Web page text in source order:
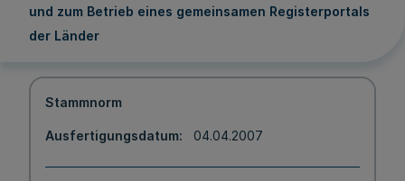
und zum Betrieb eines gemeinsamen Registerportals
der Länder
Stammnorm
Ausfertigungsdatum 04.04.2007